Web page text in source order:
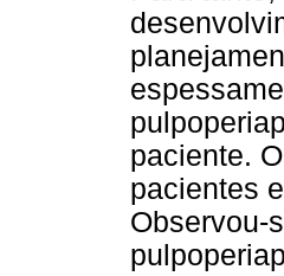
paciente.
pacientes
Observou-